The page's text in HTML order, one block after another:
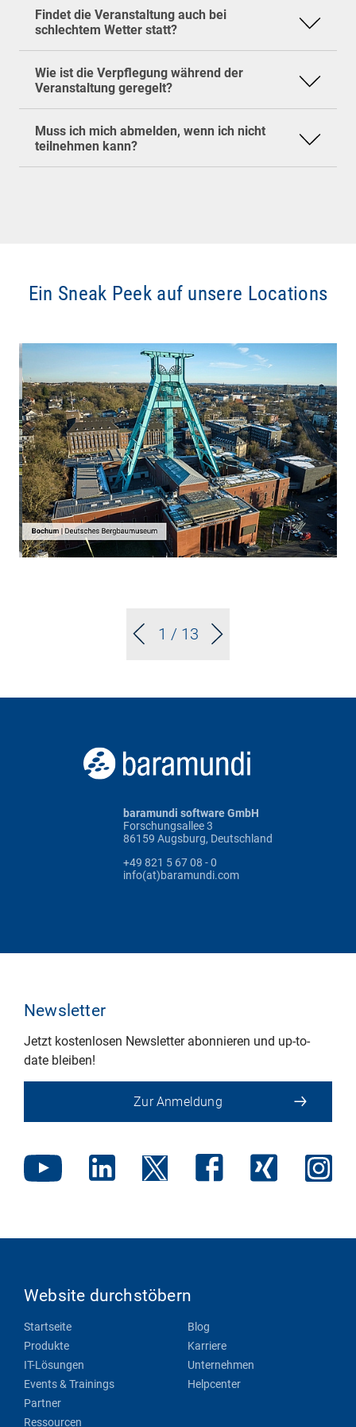
Findet die Veranstaltung auch bei
schlechtem Wetter statt?
statt.
Wie ist die Verpflegung während der
Veranstaltung geregelt?
Kaffeepausen
gemeinsames
Mittagessen.
gemeinsames Dinnerfür dich bereit.
Muss ich mich abmelden, wenn ich nicht
teilnehmen kann?
Da die Plätze bei unseren Veranstaltungen
Absage so früh wie möglich unter
eventmanagement(at)baramundi.com
noch teilnehmen möchte.
Ein Sneak Peek auf unsere Locations
1 / 13
baramundi software GmbH
Forschungsallee 3
86159 Augsburg, Deutschland
+49 821 5 67 08 - 0
info(at)baramundi.com
Newsletter
Jetzt kostenlosen Newsletter abonnieren und up-to-
date bleiben!
Zur Anmeldung
Website durchstöbern
Startseite
Produkte
IT-Lösungen
Events & Trainings
Partner
Ressourcen
Blog
Karriere
Unternehmen
Helpcenter